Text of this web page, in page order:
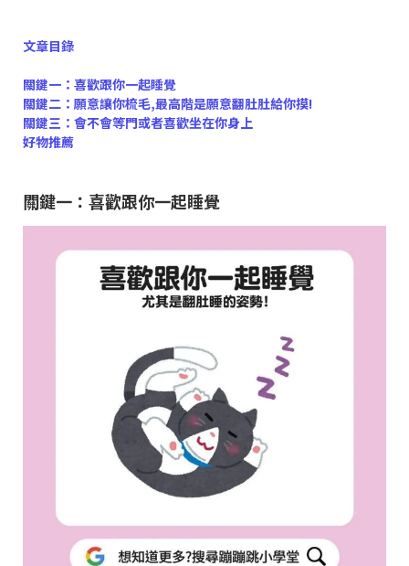
文章目錄
關鍵一：喜歡跟你一起睡覺
關鍵二：願意讓你梳毛,最高階是願意翻肚肚給你摸!
關鍵三：會不會等門或者喜歡坐在你身上
好物推薦
關鍵一：喜歡跟你一起睡覺